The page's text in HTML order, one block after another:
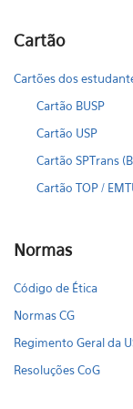
Cartão
Cartões dos
Cartão BUSP
Cartão USP
Cartão SPTrans
Cartão TOP /
Normas
Código de Ética
Normas CG
Regimento Geral da
Resoluções CoG